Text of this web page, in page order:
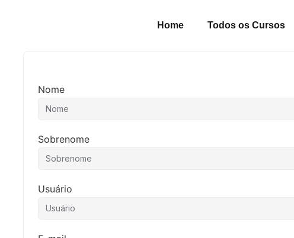
Home Todos os Cursos
Nome
Sobrenome
Usuário